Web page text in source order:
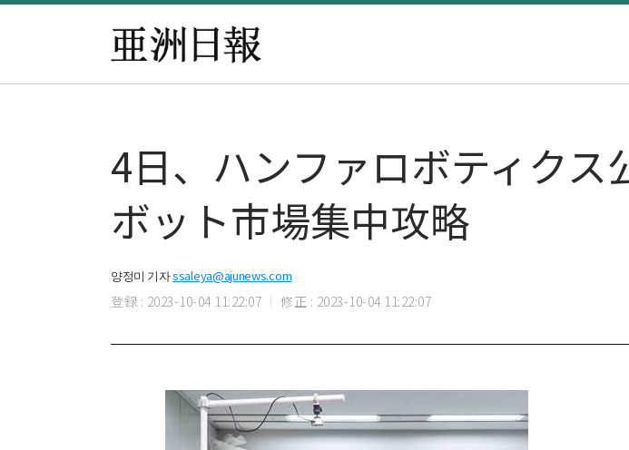
4日、ハンファロボティク
ボット市場集中攻略
양정미 기자ssaleya@ajunews.com
登録 : 2023-10-04 11:22:07 修正 : 2023-10-04 11:22:07